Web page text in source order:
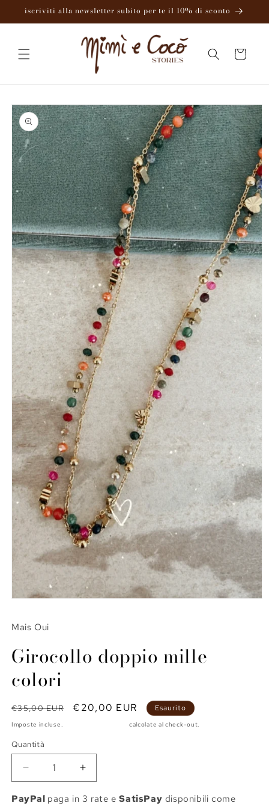
direttamente
ai contenuti
iscriviti alla newsletter subito per te il 10% di sconto
Carrello
informazioni
sul
prodotto
1
finestra
modale
Mais Oui
Girocollo doppio mille
colori
Prezzo
di
€35,00 EUR
Prezzo
€20,00 EUR Esaurito
Imposte incluse. calcolate al check-out.
Quantità
Diminuisci
quantità
per
Aumenta
quantità
per
PayPal paga in 3 rate eSatisPay disponibili come